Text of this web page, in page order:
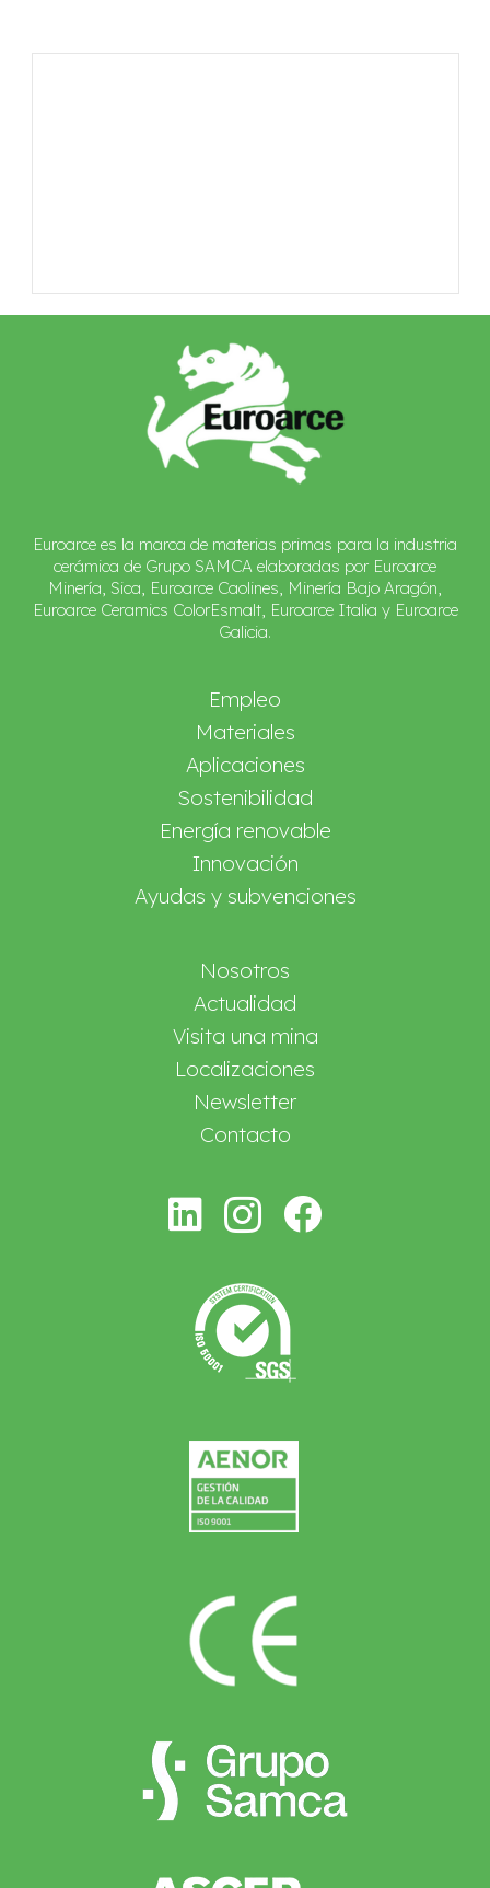
Euroarce es la marca de materias primas para la industria
cerámica de Grupo SAMCA elaboradas por Euroarce
Minería, Sica, Euroarce Caolines, Minería Bajo Aragón,
Euroarce Ceramics ColorEsmalt, Euroarce Italia y Euroarce
Galicia.
Empleo
Materiales
Aplicaciones
Sostenibilidad
Energía renovable
Innovación
Ayudas y subvenciones
Nosotros
Actualidad
Visita una mina
Localizaciones
Newsletter
Contacto